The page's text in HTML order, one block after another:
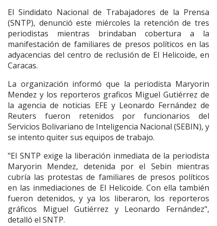
El Sindidato Nacional de Trabajadores de la Prensa
(SNTP), denunció este miércoles la retención de tres
periodistas mientras brindaban cobertura a la
manifestación de familiares de presos políticos en las
adyacencias del centro de reclusión de El Helicoide, en
Caracas.
La organización informó que la periodista Maryorin
Mendez y los reporteros graficos Miguel Gutiérrez de
la agencia de noticias EFE y Leonardo Fernández de
Reuters fueron retenidos por funcionarios del
Servicios Bolivariano de Inteligencia Nacional (SEBIN), y
se intento quiter sus equipos de trabajo.
"El SNTP exige la liberación inmediata de la periodista
Maryorin Mendez, detenida por el Sebin mientras
cubría las protestas de familiares de presos políticos
en las inmediaciones de El Helicoide. Con ella también
fueron detenidos, y ya los liberaron, los reporteros
gráficos Miguel Gutiérrez y Leonardo Fernández",
detalló el SNTP.